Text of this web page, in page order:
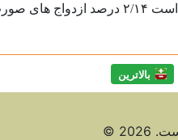
های گذشته یعنی مادران این نسل وجود دارد که یکی از دلایل اصلی افزایش
بالاترين
©